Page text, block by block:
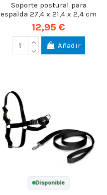
Soporte postural para
espalda 27,4 x 21,4 x 2,4 cm
12,95 €
Añadir
Disponible